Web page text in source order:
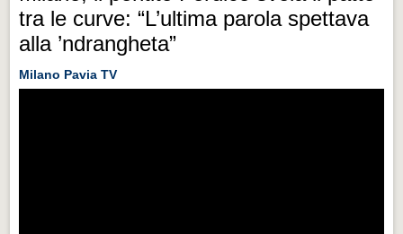
tra le curve: “L’ultima parola spettava
alla ’ndrangheta”
Milano Pavia TV